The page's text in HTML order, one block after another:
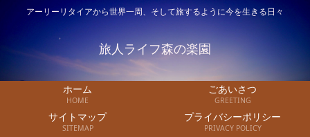
アーリーリタイアから世界一周、そして旅するように今を生きる日々
旅人ライフ森の楽園
ホーム
HOME
ごあいさつ
GREETING
サイトマップ
SITEMAP
プライバシーポリシー
PRIVACY POLICY